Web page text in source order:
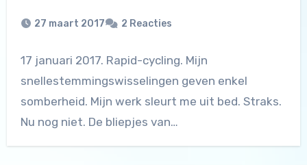
27 maart 2017 2 Reacties
17 januari 2017. Rapid-cycling. Mijn
snellestemmingswisselingen geven enkel
somberheid. Mijn werk sleurt me uit bed. Straks.
Nu nog niet. De bliepjes van…